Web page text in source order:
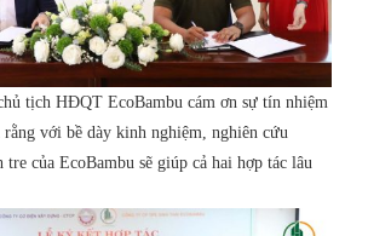
tịch HĐQT EcoBambu cám ơn sự tín nhiệm
với bề dày kinh nghiệm, nghiên cứu
tre của EcoBambu sẽ giúp cả hai hợp tác lâu